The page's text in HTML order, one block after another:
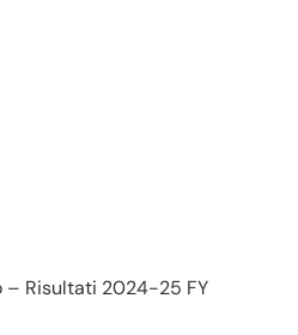
– Risultati 2024-25 FY